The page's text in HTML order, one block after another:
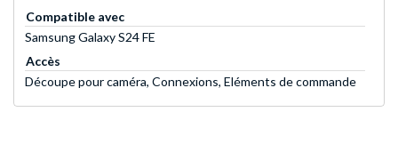
Compatible avec
Samsung Galaxy S24 FE
Accès
Découpe pour caméra, Connexions, Eléments de commande